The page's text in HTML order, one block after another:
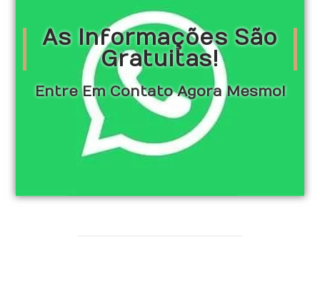
As Informações São
Gratuitas!
Entre Em Contato Agora Mesmo!